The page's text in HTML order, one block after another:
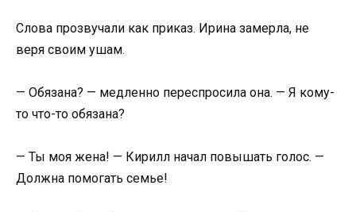
Слова прозвучали как приказ. Ирина замерла, не
веря своим ушам.
— Обязана? — медленно переспросила она. — Я кому-
то что-то обязана?
— Ты моя жена! — Кирилл начал повышать голос. —
Должна помогать семье!